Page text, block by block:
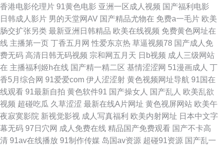
毛片基地破处 亚洲成人综合小说网 91Aⅴ中出 91小网站 福利影院你懂的 久
久中文骚 日本三级99 先锋资源色色 91久久极品影视 成人精品日韩精品 欧美
日韩性爱网 日韩精品导航 影音先锋性爱aV 91爱啪啪 91麻豆传媒国产大片
91嫂子在线 91大神免费在线 久久精品欧美 欧美操逼1区2区视频 婷婷五月天
资源站 一区二区三区国产少妇 亚洲狼人综合社区 91在线观看播放网址 欧美
日韩干逼网站 91午夜色色 老女人综合网 在线不卡视频一区 国产人妖性爱在
香港电影伦理片 91黄色电影 亚洲一区成人视频 国产福利电影
日韩成人影片 男的天堂网AV 国产精品尤物在 免费a一毛片 欧美
肠交扩张另类 最新亚洲日韩精品 欧美在线视频 免费黄色网址在
线 主播第一页 丁香五月网 性爱东京热 草逼视频78 国产成人免
费无码 高清日韩无码视频 宗和网五月天 日b视频 成人三级网站
在 主播福利姬h在线 国产精一精二区 基情涩涩网 51漫画成人 丁
香5月综合网 91爱爱com 伊人涩涩射 黄色视频网址导航 91国在
线观看 91最新自拍 黄色软件91 国产操女人 国产乱人 欧美乱欲
视频 超碰吃瓜 久草涩涩 最新在线A片网址 黄色视屏网站 欧美午
夜寂寞影院 新视觉影视 成人写真福利 欧美内射网址 日本中文字
幕无码 97日穴网 成人免费在线 精品国产免费观看 国产不卡高
清 91av在线播放 91制作传媒 岛国av资源 超碰91资源 国产乱一